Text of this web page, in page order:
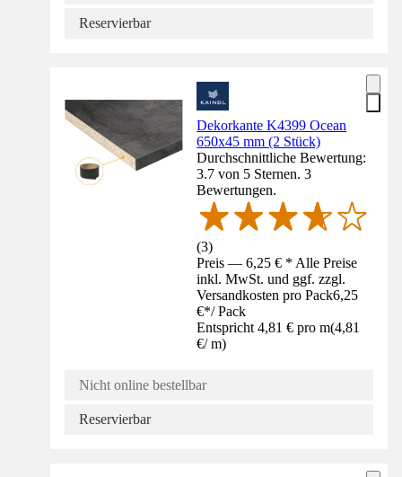
Reservierbar
Dekorkante K4399 Ocean
650x45 mm (2 Stück)
Durchschnittliche Bewertung:
3.7 von 5 Sternen. 3
Bewertungen.
(3)
Preis — 6,25 € * Alle Preise
inkl. MwSt. und ggf. zzgl.
Versandkosten pro Pack6,25
€*/ Pack
Entspricht 4,81 € pro m(4,81
€/ m)
Nicht online bestellbar
Reservierbar